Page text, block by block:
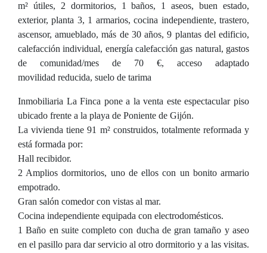
m² útiles, 2 dormitorios, 1 baños, 1 aseos, buen estado,
exterior, planta 3, 1 armarios, cocina independiente, trastero,
ascensor, amueblado, más de 30 años, 9 plantas del edificio,
calefacción individual, energía calefacción gas natural, gastos
de comunidad/mes de 70 €, acceso adaptado
movilidad reducida, suelo de tarima
Inmobiliaria La Finca pone a la venta este espectacular piso
ubicado frente a la playa de Poniente de Gijón.
La vivienda tiene 91 m² construidos, totalmente reformada y
está formada por:
Hall recibidor.
2 Amplios dormitorios, uno de ellos con un bonito armario
empotrado.
Gran salón comedor con vistas al mar.
Cocina independiente equipada con electrodomésticos.
1 Baño en suite completo con ducha de gran tamaño y aseo
en el pasillo para dar servicio al otro dormitorio y a las visitas.